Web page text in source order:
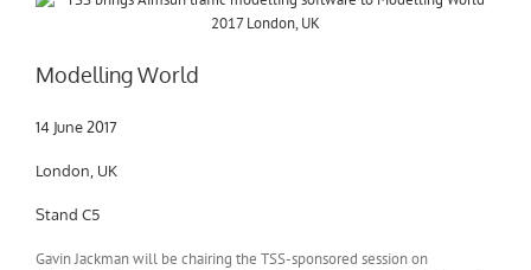
Modelling World
14 June 2017
London, UK
Stand C5
Gavin Jackman will be chairing the TSS-sponsored session on